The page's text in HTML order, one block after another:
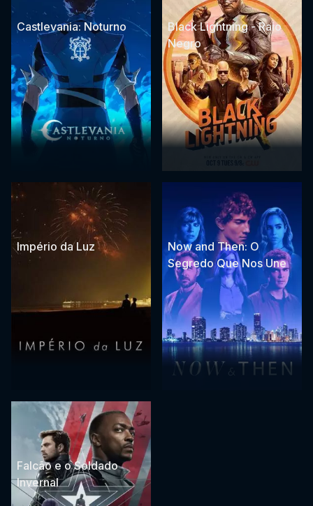
Castlevania: Noturno
Black Lightning - Raio
Negro
Império da Luz
Now and Then: O
Segredo Que Nos Une
Falcão e o Soldado
Invernal